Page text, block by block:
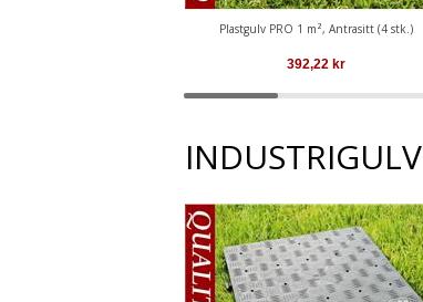
Plastgulv PRO 1 m², Antrasitt (4 stk.)
392,22 kr
INDUSTRIGULV